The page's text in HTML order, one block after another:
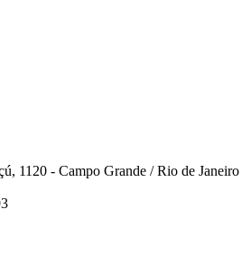
1120 - Campo Grande / Rio de Janeiro